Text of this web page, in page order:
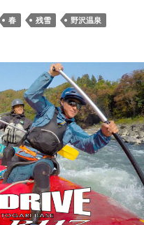
春 残雪 野沢温泉